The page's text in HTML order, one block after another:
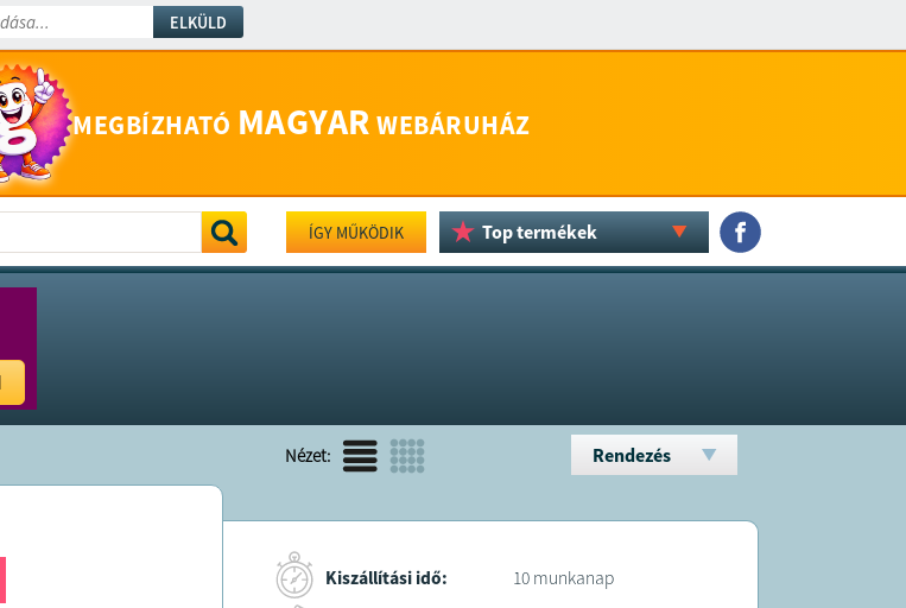
ELKÜLD
MEGBÍZHATÓ MAGYAR WEBÁRUHÁZ
ÍGY MŰKÖDIK Top termékek
Nézet: Rendezés
Kiszállítási idő: 10 munkanap